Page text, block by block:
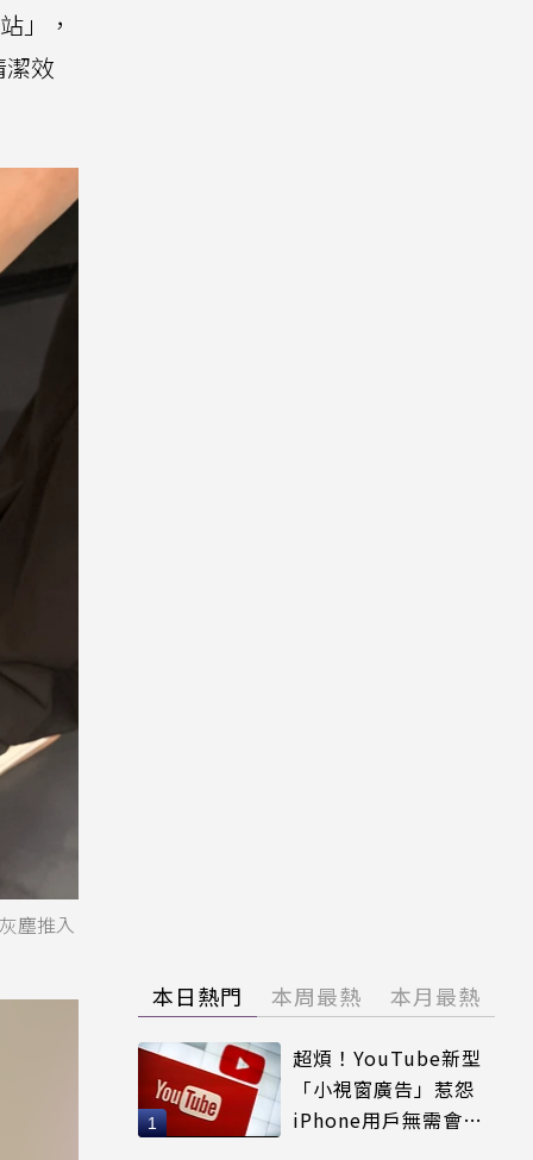
」，
效
塵推入
本日熱門 本周最熱 本月最熱
超煩！YouTube新型
「小視窗廣告」惹怨
iPhone用戶無需會員